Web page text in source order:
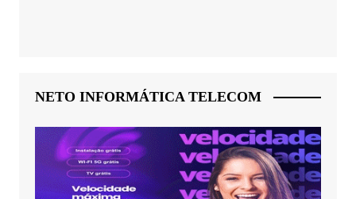
NETO INFORMÁTICA TELECOM